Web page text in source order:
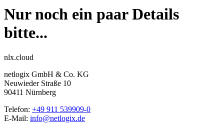
Nur noch ein paar Details
bitte...
nlx.cloud
netlogix GmbH & Co. KG
Neuwieder Straße 10
90411 Nürnberg
Telefon: +49 911 539909-0
E-Mail: info@netlogix.de